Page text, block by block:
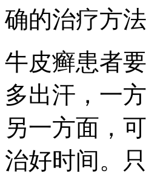
确的治疗方
牛皮癣患者
多出汗，一
另一方面，
治好时间。